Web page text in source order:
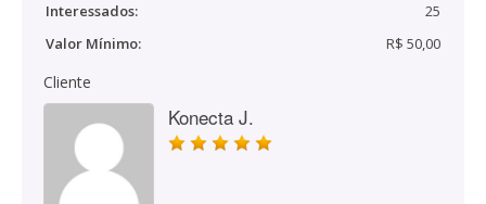
Interessados:
25
Valor Mínimo:
R$ 50,00
Cliente
Konecta J.